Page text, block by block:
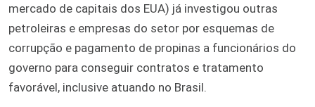
mercado de capitais dos EUA) já investigou outras
petroleiras e empresas do setor por esquemas de
corrupção e pagamento de propinas a funcionários do
governo para conseguir contratos e tratamento
favorável, inclusive atuando no Brasil.